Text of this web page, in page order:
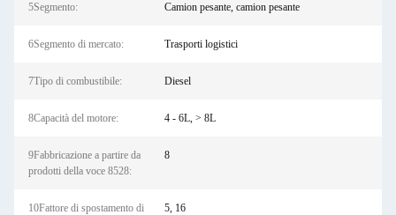
5Segmento: Camion pesante, camion pesante
6Segmento di mercato: Trasporti logistici
7Tipo di combustibile: Diesel
8Capacità del motore: 4 - 6L, > 8L
9Fabbricazione a partire da
prodotti della voce 8528:
8
10Fattore di spostamento di
5, 16